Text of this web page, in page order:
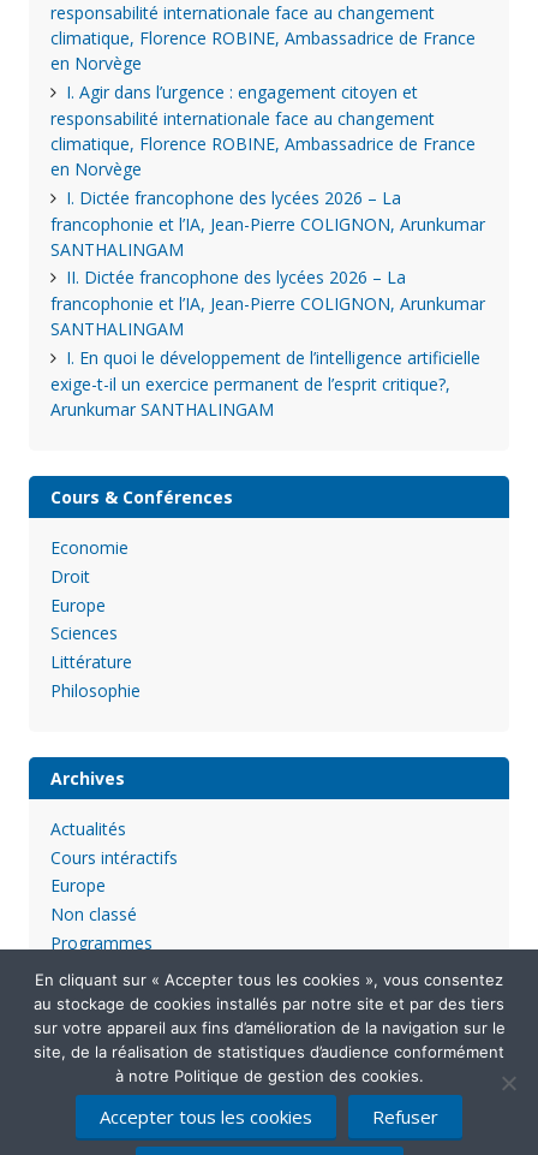
responsabilité internationale face au changement
climatique, Florence ROBINE, Ambassadrice de France
en Norvège
I. Agir dans l’urgence : engagement citoyen et
responsabilité internationale face au changement
climatique, Florence ROBINE, Ambassadrice de France
en Norvège
I. Dictée francophone des lycées 2026 – La
francophonie et l’IA, Jean-Pierre COLIGNON, Arunkumar
SANTHALINGAM
II. Dictée francophone des lycées 2026 – La
francophonie et l’IA, Jean-Pierre COLIGNON, Arunkumar
SANTHALINGAM
I. En quoi le développement de l’intelligence artificielle
exige-t-il un exercice permanent de l’esprit critique?,
Arunkumar SANTHALINGAM
Cours & Conférences
Economie
Droit
Europe
Sciences
Littérature
Philosophie
Archives
Actualités
Cours intéractifs
Europe
Non classé
Programmes
Mentions légales Politique de confidentialité
En cliquant sur « Accepter tous les cookies », vous consentez
au stockage de cookies installés par notre site et par des tiers
sur votre appareil aux fins d’amélioration de la navigation sur le
site, de la réalisation de statistiques d’audience conformément
à notre Politique de gestion des cookies.
Accepter tous les cookies Refuser